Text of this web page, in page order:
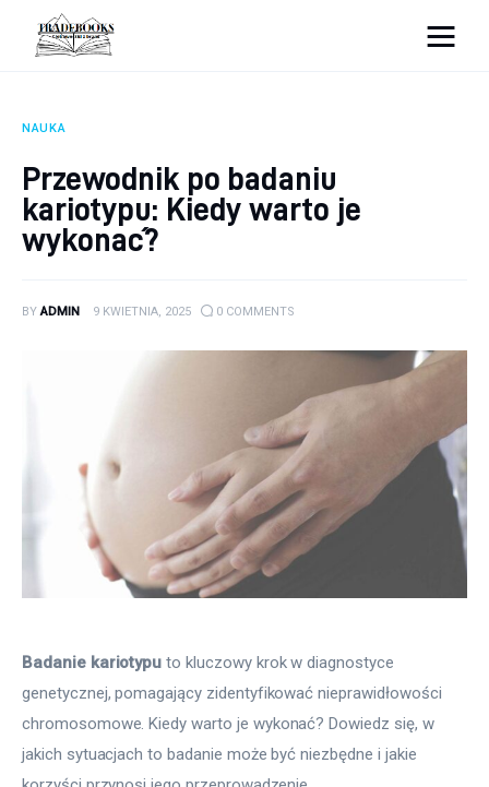
tradebooks.pl
Ciekawostki
Dom
Poraniki
NAUKA
Przewodnik po badaniu
kariotypu: Kiedy warto je
wykonać?
BY ADMIN 9 KWIETNIA, 2025 0 COMMENTS
Badanie kariotypu to kluczowy krok w diagnostyce
genetycznej, pomagający zidentyfikować nieprawidłowości
chromosomowe. Kiedy warto je wykonać? Dowiedz się, w
jakich sytuacjach to badanie może być niezbędne i jakie